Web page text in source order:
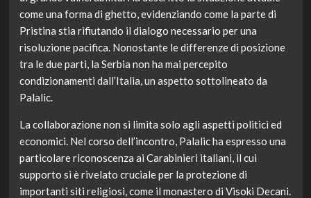
come una forma di ghetto, evidenziando come la parte di
Pristina stia rifiutando il dialogo necessario per una
risoluzione pacifica. Nonostante le differenze di posizione
tra le due parti, la Serbia non ha mai percepito
condizionamenti dall’Italia, un aspetto sottolineato da
Palalic.
La collaborazione non si limita solo agli aspetti politici ed
economici. Nel corso dell’incontro, Palalic ha espresso una
particolare riconoscenza ai Carabinieri italiani, il cui
supporto si è rivelato cruciale per la protezione di
importanti siti religiosi, come il monastero di Visoki Decani.